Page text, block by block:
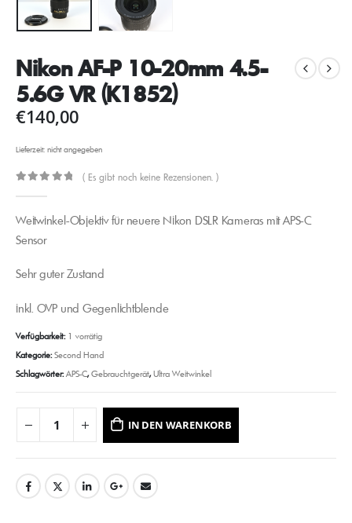
Nikon AF-P 10-20mm 4.5-
5.6G VR (K1852)
€140,00
Lieferzeit: nicht angegeben
( Es gibt noch keine Rezensionen. )
Weitwinkel-Objektiv für neuere Nikon DSLR Kameras mit APS-C
Sensor
Sehr guter Zustand
inkl. OVP und Gegenlichtblende
Verfügbarkeit: 1 vorrätig
Kategorie:Second Hand
Schlagwörter:APS-C,Gebrauchtgerät,Ultra Weitwinkel
IN DEN WARENKORB